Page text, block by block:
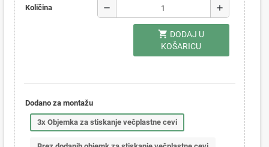
Količina remove add
shopping_cart DODAJ U
KOŠARICU
Dodano za montažu
3x Objemka za stiskanje večplastne cevi